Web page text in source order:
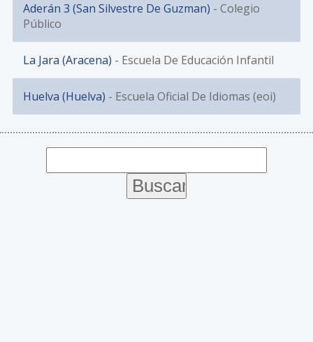
Aderán 3 (San Silvestre De Guzman) - Colegio
Público
La Jara (Aracena) - Escuela De Educación Infantil
Huelva (Huelva) - Escuela Oficial De Idiomas (eoi)